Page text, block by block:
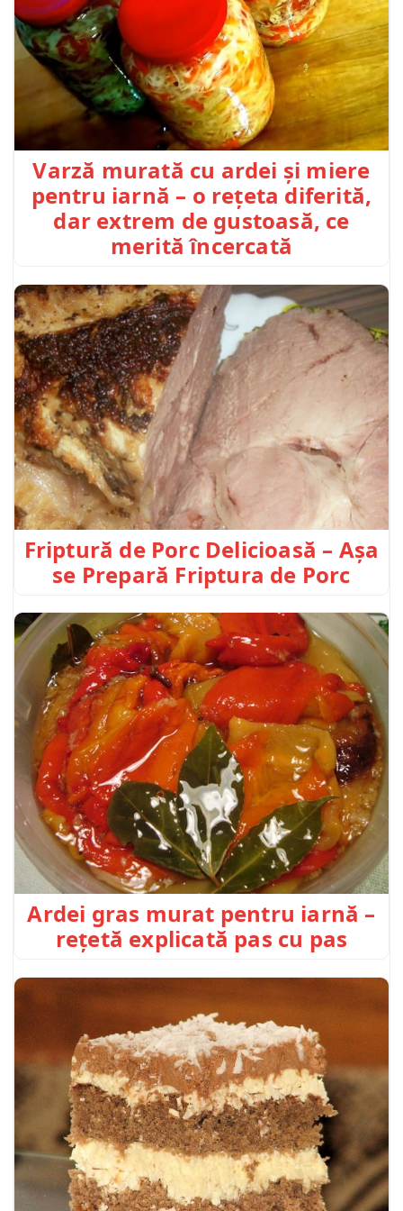
Varză murată cu ardei și miere
pentru iarnă – o rețeta diferită,
dar extrem de gustoasă, ce
merită încercată
Friptură de Porc Delicioasă – Așa
se Prepară Friptura de Porc
Ardei gras murat pentru iarnă –
rețetă explicată pas cu pas